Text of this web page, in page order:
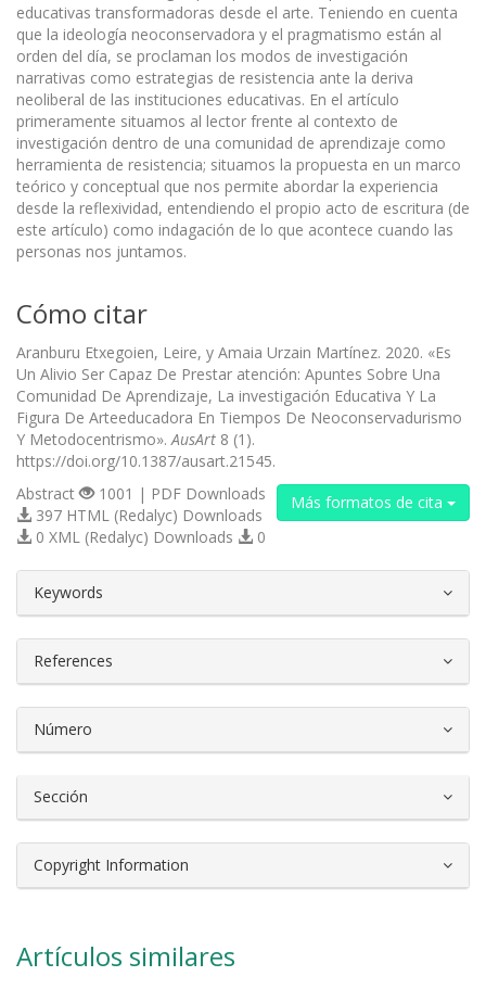
educativas transformadoras desde el arte. Teniendo en cuenta
que la ideología neoconservadora y el pragmatismo están al
orden del día, se proclaman los modos de investigación
narrativas como estrategias de resistencia ante la deriva
neoliberal de las instituciones educativas. En el artículo
primeramente situamos al lector frente al contexto de
investigación dentro de una comunidad de aprendizaje como
herramienta de resistencia; situamos la propuesta en un marco
teórico y conceptual que nos permite abordar la experiencia
desde la reflexividad, entendiendo el propio acto de escritura (de
este artículo) como indagación de lo que acontece cuando las
personas nos juntamos.
Cómo citar
Aranburu Etxegoien, Leire, y Amaia Urzain Martínez. 2020. «Es
Un Alivio Ser Capaz De Prestar atención: Apuntes Sobre Una
Comunidad De Aprendizaje, La investigación Educativa Y La
Figura De Arteeducadora En Tiempos De Neoconservadurismo
Y Metodocentrismo».AusArt 8 (1).
https://doi.org/10.1387/ausart.21545.
Más formatos de cita
Abstract
1001 | PDF Downloads
397 HTML (Redalyc) Downloads
0 XML (Redalyc) Downloads
0
Keywords
References
Número
Sección
Copyright Information
Artículos similares